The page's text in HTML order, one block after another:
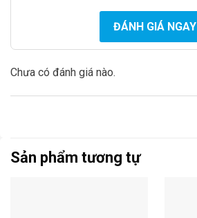
ĐÁNH GIÁ NGAY
Chưa có đánh giá nào.
Sản phẩm tương tự